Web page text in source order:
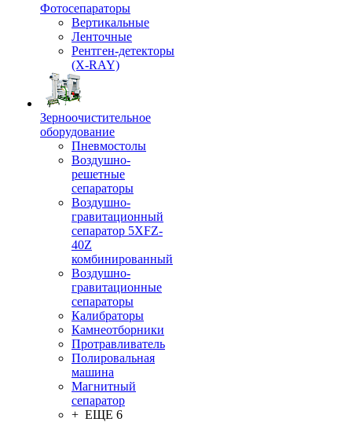
Фотосепараторы
Вертикальные
Ленточные
Рентген-детекторы
(X-RAY)
Зерноочистительное
оборудование
Пневмостолы
Воздушно-
решетные
сепараторы
Воздушно-
гравитационный
сепаратор 5XFZ-
40Z
комбинированный
Воздушно-
гравитационные
сепараторы
Калибраторы
Камнеотборники
Протравливатель
Полировальная
машина
Магнитный
сепаратор
+ ЕЩЕ 6